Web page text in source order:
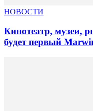
НОВОСТИ
Кинотеатр, музеи,
будет первый